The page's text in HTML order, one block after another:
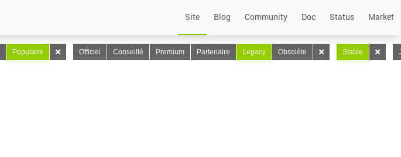
Site Blog Community Doc Status Market
Populaire Officiel Conseillé Premium Partenaire Legacy Obsolète Stable